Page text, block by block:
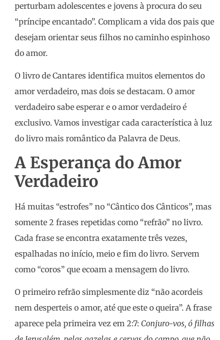
perturbam adolescentes e jovens à procura do seu
“príncipe encantado”. Complicam a vida dos pais que
desejam orientar seus filhos no caminho espinhoso
do amor.
O livro de Cantares identifica muitos elementos do
amor verdadeiro, mas dois se destacam. O amor
verdadeiro sabe esperar e o amor verdadeiro é
exclusivo. Vamos investigar cada característica à luz
do livro mais romântico da Palavra de Deus.
A Esperança do Amor
Verdadeiro
Há muitas “estrofes” no “Cântico dos Cânticos”, mas
somente 2 frases repetidas como “refrão” no livro.
Cada frase se encontra exatamente três vezes,
espalhadas no início, meio e fim do livro. Servem
como “coros” que ecoam a mensagem do livro.
O primeiro refrão simplesmente diz “não acordeis
nem desperteis o amor, até que este o queira”. A frase
aparece pela primeira vez em 2:7: Conjuro-vos, ó filhas